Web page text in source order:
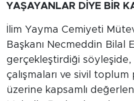
YAŞAYANLAR DİYE BİR
İlim Yayma Cemiyeti
Başkanı Necmeddin Bilal
gerçekleştirdiği söyleşide,
çalışmaları ve sivil
üzerine kapsamlı